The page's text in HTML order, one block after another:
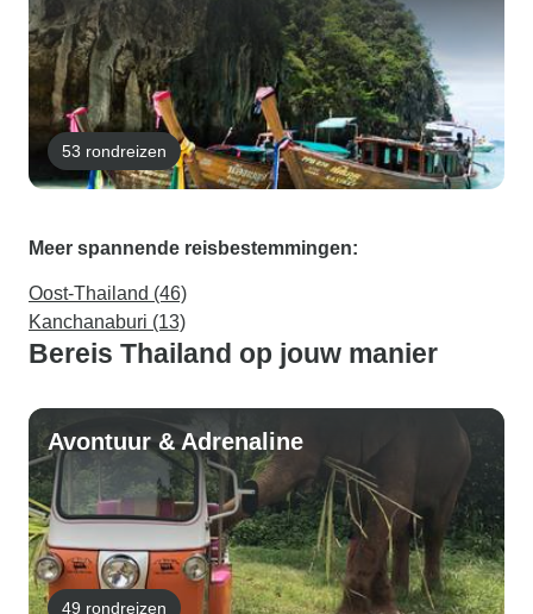
53 rondreizen
Meer spannende reisbestemmingen:
Oost-Thailand (46)
Kanchanaburi (13)
Bereis Thailand op jouw manier
Avontuur & Adrenaline
49 rondreizen